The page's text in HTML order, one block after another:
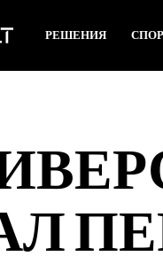
РЕШЕНИЯ